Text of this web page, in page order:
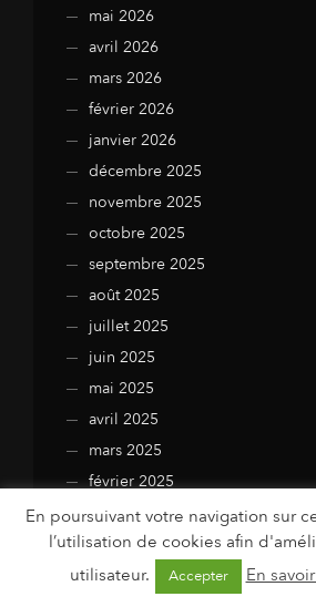
mai 2026
avril 2026
mars 2026
février 2026
janvier 2026
décembre 2025
novembre 2025
octobre 2025
septembre 2025
août 2025
juillet 2025
juin 2025
mai 2025
avril 2025
mars 2025
février 2025
janvier 2025
décembre 2024
novembre 2024
En poursuivant votre navigation sur
l’utilisation de cookies afin
utilisateur.
Accepter En